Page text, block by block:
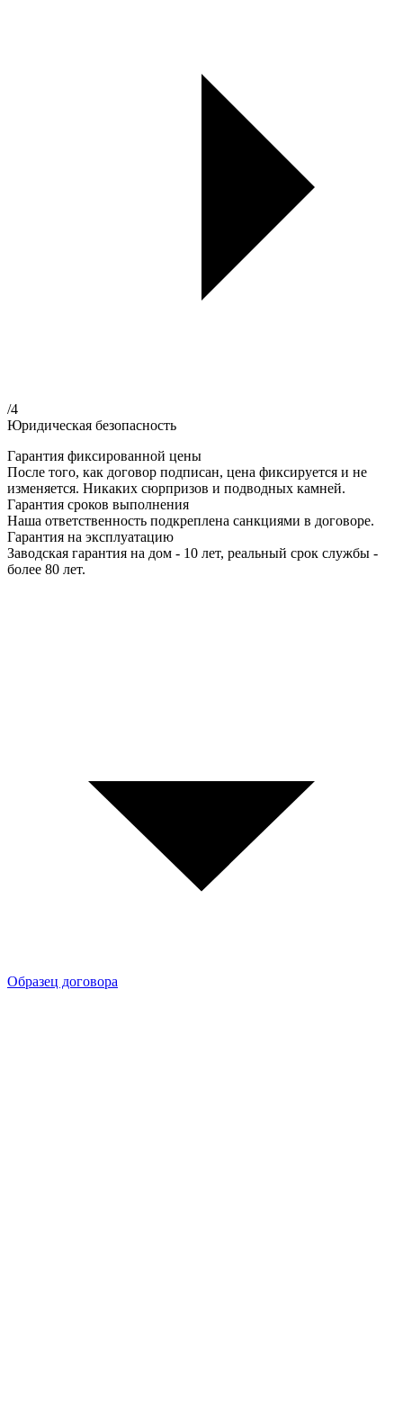
/4
Юридическая безопасность
Гарантия фиксированной цены
После того, как договор подписан, цена фиксируется и не
изменяется. Никаких сюрпризов и подводных камней.
Гарантия сроков выполнения
Наша ответственность подкреплена санкциями в договоре.
Гарантия на эксплуатацию
Заводская гарантия на дом - 10 лет, реальный срок службы -
более 80 лет.
Образец договора